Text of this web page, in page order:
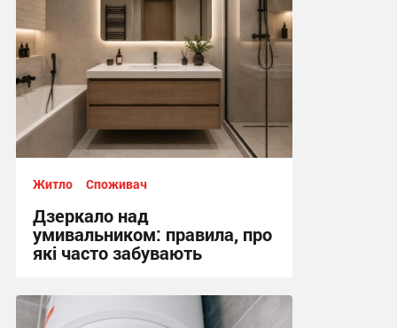
Житло Споживач
Дзеркало над
умивальником: правила, про
які часто забувають
10:12, 24.06.2026